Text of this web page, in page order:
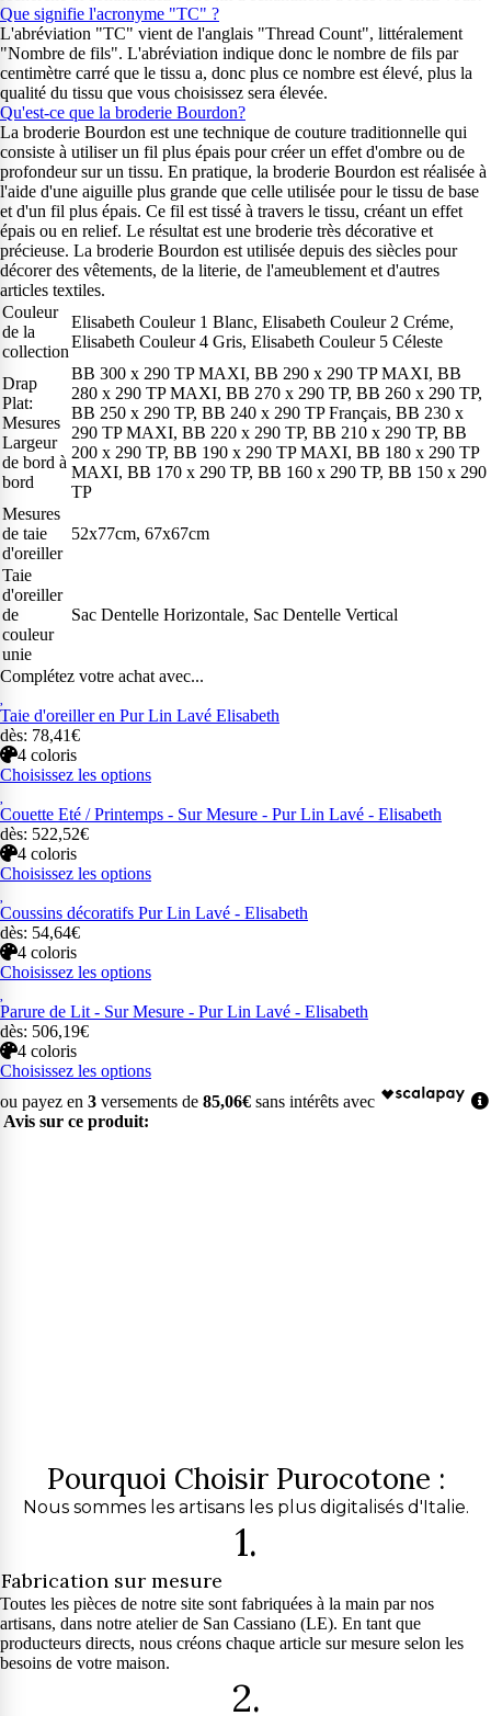
Que signifie l'acronyme "TC" ?
L'abréviation "TC" vient de l'anglais "Thread Count", littéralement
"Nombre de fils". L'abréviation indique donc le nombre de fils par
centimètre carré que le tissu a, donc plus ce nombre est élevé, plus la
qualité du tissu que vous choisissez sera élevée.
Qu'est-ce que la broderie Bourdon?
La broderie Bourdon est une technique de couture traditionnelle qui
consiste à utiliser un fil plus épais pour créer un effet d'ombre ou de
profondeur sur un tissu. En pratique, la broderie Bourdon est réalisée à
l'aide d'une aiguille plus grande que celle utilisée pour le tissu de base
et d'un fil plus épais. Ce fil est tissé à travers le tissu, créant un effet
épais ou en relief. Le résultat est une broderie très décorative et
précieuse. La broderie Bourdon est utilisée depuis des siècles pour
décorer des vêtements, de la literie, de l'ameublement et d'autres
articles textiles.
Couleur
de la
collection
Elisabeth Couleur 1 Blanc, Elisabeth Couleur 2 Créme,
Elisabeth Couleur 4 Gris, Elisabeth Couleur 5 Céleste
Drap
Plat:
Mesures
Largeur
de bord à
bord
BB 300 x 290 TP MAXI, BB 290 x 290 TP MAXI, BB
280 x 290 TP MAXI, BB 270 x 290 TP, BB 260 x 290 TP,
BB 250 x 290 TP, BB 240 x 290 TP Français, BB 230 x
290 TP MAXI, BB 220 x 290 TP, BB 210 x 290 TP, BB
200 x 290 TP, BB 190 x 290 TP MAXI, BB 180 x 290 TP
MAXI, BB 170 x 290 TP, BB 160 x 290 TP, BB 150 x 290
TP
Mesures
de taie
d'oreiller
52x77cm, 67x67cm
Taie
d'oreiller
de
couleur
unie
Sac Dentelle Horizontale, Sac Dentelle Vertical
Complétez votre achat avec...
Taie d'oreiller en Pur Lin Lavé Elisabeth
dès: 78,41€
4 coloris
Choisissez les options
Couette Eté / Printemps - Sur Mesure - Pur Lin Lavé - Elisabeth
dès: 522,52€
4 coloris
Choisissez les options
Coussins décoratifs Pur Lin Lavé - Elisabeth
dès: 54,64€
4 coloris
Choisissez les options
Parure de Lit - Sur Mesure - Pur Lin Lavé - Elisabeth
dès: 506,19€
4 coloris
Choisissez les options
ou payez en 3 versements de 85,06€ sans intérêts avec
Avis sur ce produit:
Pourquoi Choisir Purocotone :
Nous sommes les artisans les plus digitalisés d'Italie.
1.
Fabrication sur mesure
Toutes les pièces de notre site sont fabriquées à la main par nos
artisans, dans notre atelier de San Cassiano (LE). En tant que
producteurs directs, nous créons chaque article sur mesure selon les
besoins de votre maison.
2.